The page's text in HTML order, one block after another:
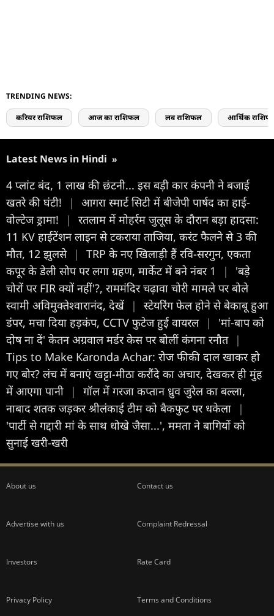
TRENDING NEWS:
करियर राशिफल आज का राशिफल लव राशिफल आर्थिक
Latest News in Hindi »
4 प्‍लांट बंद, 1 लाख की छंटनी... इस बड़ी कार कंपनी ने बजाई
खतरे की घंटी!
|
आगरा स्मार्ट सिटी में बीजेपी पार्षद का हाई-
वोल्टेज ड्रामा!
|
रतलाम में मोहर्रम जुलूस के दौरान बड़ा हादसा:
11 KV हाईटेंशन लाइन से टकराया ताजिया, करंट फैलने से 3 की
मौत, 12 झुलसे |
TRP के नए खिलाड़ी हैं रवि-सरगुन, एकता
कपूर के डेली सोप पर लगा ग्रहण, मार्केट में बने नंबर 1
|
'बड़े
चोरों पर FIR क्यों नहीं'?, राममंद‍िर चढ़ावा चोरी मामले पर बोले
स्वामी अविमुक्तेश्वारानंद, देखें
|
स्टेयर‍िंग फेल होने से बेकाबू हुआ
डंपर, मचा द‍िया हड़कंप, CCTV फुटेज हुई वायरल |
'मां-बाप को
दोष ना दें' केतन अग्रवाल मर्डर केस पर बोलीं कंगना रनौत |
Tips to Make Karonda Achar: रोज फीकी दाल खाकर हो
गए बोर? लंच में बनाएं खट्टा-मीठा करौंदे का अचार, देखकर ही मुंह
में आएगा पानी
|
गॉल में गरजा कप्तान ध्रुव जुरेल का बल्ला,
नाबाद शतक जड़कर श्रीलंकाई टीम को बैकफुट पर धकेला
|
'पार्टी से गद्दारी मां के साथ धोखे जैसा...', ममता ने बागियों को
सुनाई खरी-खरी
About us Contact us
Advertise with us Complaint Redressal
Investors Rate Card
Privacy Policy Terms and Conditions